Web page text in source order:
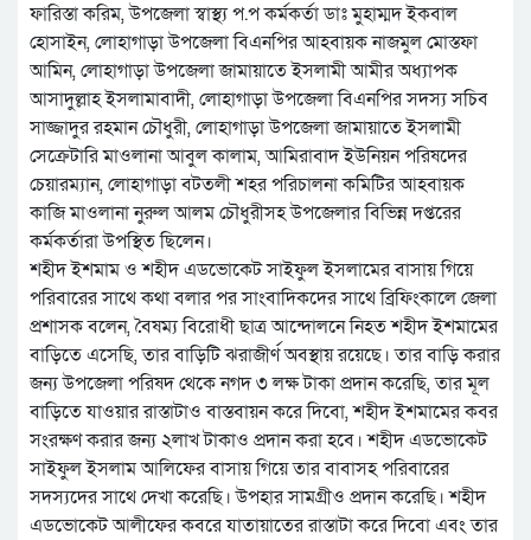
ফারিস্তা করিম, উপজেলা স্বাস্থ্য প.প কর্মকর্তা ডাঃ মুহাম্মদ ইকবাল
হোসাইন, লোহাগাড়া উপজেলা বিএনপির আহবায়ক নাজমুল মোস্তফা
আমিন, লোহাগাড়া উপজেলা জামায়াতে ইসলামী আমীর অধ্যাপক
আসাদুল্লাহ ইসলামাবাদী, লোহাগাড়া উপজেলা বিএনপির সদস্য সচিব
সাজ্জাদুর রহমান চৌধুরী, লোহাগাড়া উপজেলা জামায়াতে ইসলামী
সেক্রেটারি মাওলানা আবুল কালাম, আমিরাবাদ ইউনিয়ন পরিষদের
চেয়ারম্যান, লোহাগাড়া বটতলী শহর পরিচালনা কমিটির আহবায়ক
কাজি মাওলানা নুরুল আলম চৌধুরীসহ উপজেলার বিভিন্ন দপ্তরের
কর্মকর্তারা উপস্থিত ছিলেন।
শহীদ ইশমাম ও শহীদ এডভোকেট সাইফুল ইসলামের বাসায় গিয়ে
পরিবারের সাথে কথা বলার পর সাংবাদিকদের সাথে ব্রিফিংকালে জেলা
প্রশাসক বলেন, বৈষম্য বিরোধী ছাত্র আন্দোলনে নিহত শহীদ ইশমামের
বাড়িতে এসেছি, তার বাড়িটি ঝরাজীর্ণ অবস্থায় রয়েছে। তার বাড়ি করার
জন্য উপজেলা পরিষদ থেকে নগদ ৩ লক্ষ টাকা প্রদান করেছি, তার মূল
বাড়িতে যাওয়ার রাস্তাটাও বাস্তবায়ন করে দিবো, শহীদ ইশমামের কবর
সংরক্ষণ করার জন্য ২লাখ টাকাও প্রদান করা হবে। শহীদ এডভোকেট
সাইফুল ইসলাম আলিফের বাসায় গিয়ে তার বাবাসহ পরিবারের
সদস্যদের সাথে দেখা করেছি। উপহার সামগ্রীও প্রদান করেছি। শহীদ
এডভোকেট আলীফের কবরে যাতায়াতের রাস্তাটা করে দিবো এবং তার